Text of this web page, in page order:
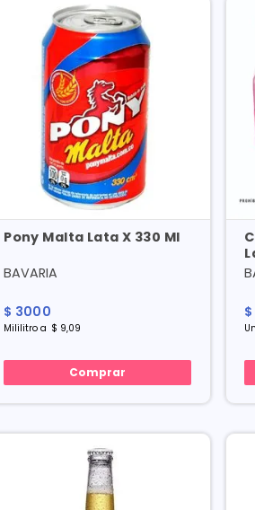
Pony Malta Lata X 330 Ml
BAVARIA
$ 3000
Mililitro a $ 9,09
Comprar
$